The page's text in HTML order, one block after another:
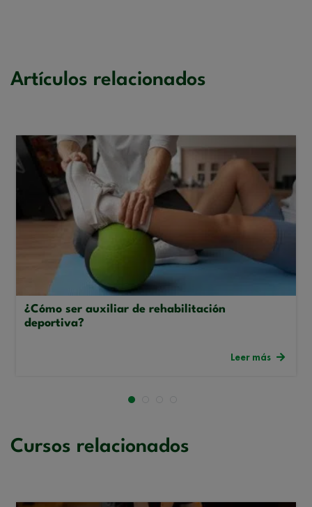
Artículos relacionados
¿Cómo ser auxiliar de rehabilitación
deportiva?
Leer más
Cursos relacionados